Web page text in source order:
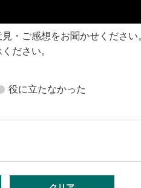
・ご感想をお聞かせください
ださい。
役に立たなかった